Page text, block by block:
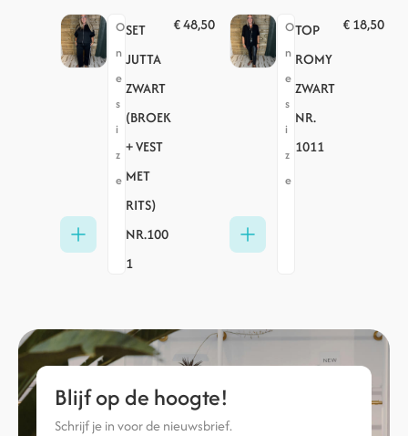
O
n
e
s
i
z
e
SET
JUTTA
ZWART
(BROEK
+ VEST
MET
RITS)
NR.100
1
€48,50
O
n
e
s
i
z
e
TOP
ROMY
ZWART
NR.
1011
€18,50
Blijf op de hoogte!
Schrijf je in voor de nieuwsbrief.